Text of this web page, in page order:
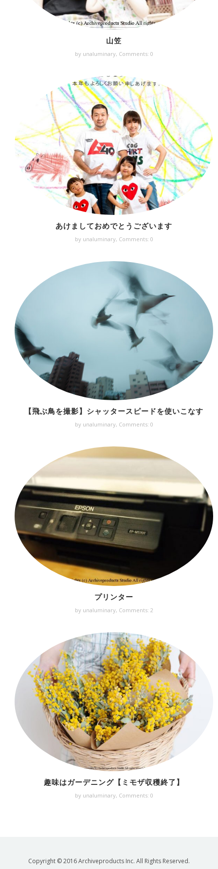
山笠
by unaluminary, Comments: 0
あけましておめでとうございます
by unaluminary, Comments: 0
【飛ぶ鳥を撮影】シャッタースピードを使いこなす
by unaluminary, Comments: 0
プリンター
by unaluminary, Comments: 2
趣味はガーデニング【ミモザ収穫終了】
by unaluminary, Comments: 0
Copyright © 2016 Archiveproducts Inc. All Rights Reserved.